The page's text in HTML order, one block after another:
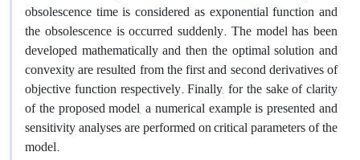
obsolescence time is considered as exponential function and
the obsolescence is occurred suddenly. The model has been
developed mathematically and then the optimal solution and
convexity are resulted from the first and second derivatives of
objective function respectively. Finally, for the sake of clarity
of the proposed model, a numerical example is presented and
sensitivity analyses are performed on critical parameters of the
model.